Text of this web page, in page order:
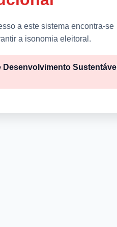
a este sistema encontra-se
a isonomia eleitoral.
Sustentável